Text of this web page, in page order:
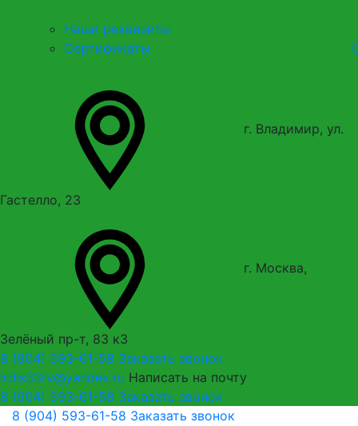
Наши реквизиты
Сертификаты
г. Владимир, ул.
Гастелло, 23
г. Москва,
Зелёный пр-т, 83 к3
8 (904) 593-61-58 Заказать звонок
irdis33rv@yandex.ru Написать на почту
8 (904) 593-61-58 Заказать звонок
8 (904) 593-61-58 Заказать звонок